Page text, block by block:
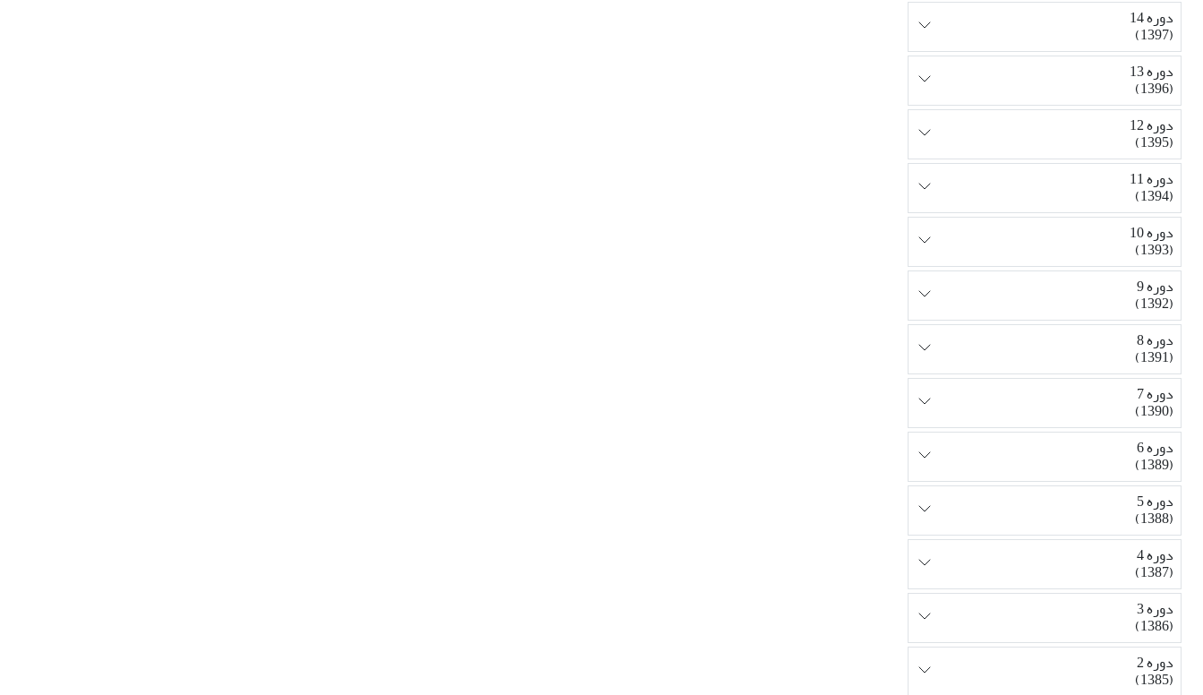
دوره 14
(1397)
دوره 13
(1396)
دوره 12
(1395)
دوره 11
(1394)
دوره 10
(1393)
دوره 9
(1392)
دوره 8
(1391)
دوره 7
(1390)
دوره 6
(1389)
دوره 5
(1388)
دوره 4
(1387)
دوره 3
(1386)
دوره 2
(1385)